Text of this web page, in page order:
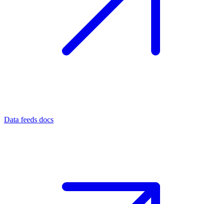
Data feeds docs